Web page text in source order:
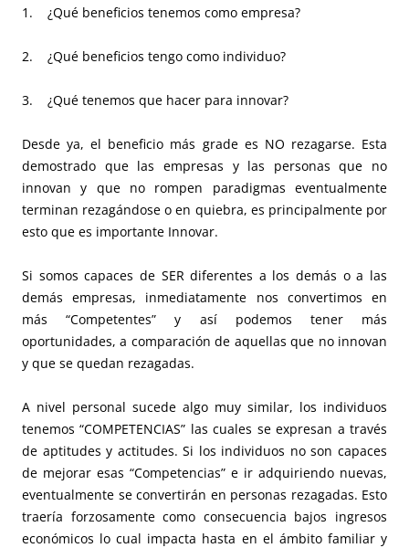
1. ¿Qué beneficios tenemos como empresa?
2. ¿Qué beneficios tengo como individuo?
3. ¿Qué tenemos que hacer para innovar?
Desde ya, el beneficio más grade es NO rezagarse. Esta
demostrado que las empresas y las personas que no
innovan y que no rompen paradigmas eventualmente
terminan rezagándose o en quiebra, es principalmente por
esto que es importante Innovar.
Si somos capaces de SER diferentes a los demás o a las
demás empresas, inmediatamente nos convertimos en
más “Competentes” y así podemos tener más
oportunidades, a comparación de aquellas que no innovan
y que se quedan rezagadas.
A nivel personal sucede algo muy similar, los individuos
tenemos “COMPETENCIAS” las cuales se expresan a través
de aptitudes y actitudes. Si los individuos no son capaces
de mejorar esas “Competencias” e ir adquiriendo nuevas,
eventualmente se convertirán en personas rezagadas. Esto
traería forzosamente como consecuencia bajos ingresos
económicos lo cual impacta hasta en el ámbito familiar y